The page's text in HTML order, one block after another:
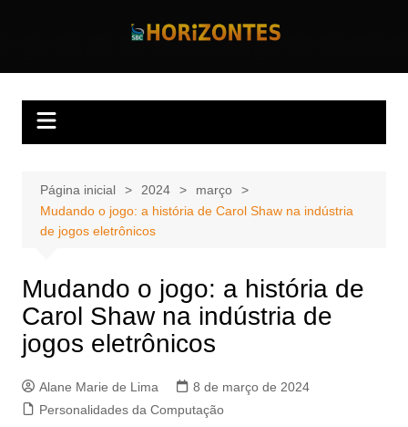
Horizontes
Página inicial 2024
março
Mudando o jogo: a história de Carol Shaw na indústria
de jogos eletrônicos
Mudando o jogo: a história de
Carol Shaw na indústria de
jogos eletrônicos
Alane Marie de Lima
8 de março de 2024
Personalidades da Computação